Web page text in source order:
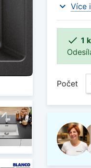
expand_more Více
 1
Počet